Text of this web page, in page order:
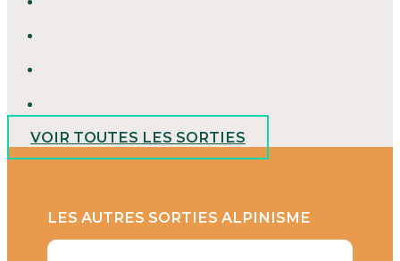
VOIR TOUTES LES SORTIES
LES AUTRES SORTIES ALPINISME